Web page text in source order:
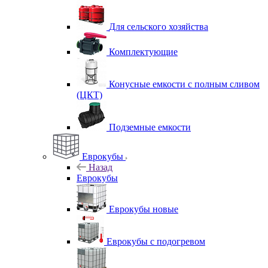
Для сельского хозяйства
Комплектующие
Конусные емкости с полным сливом
(ЦКТ)
Подземные емкости
Еврокубы
Назад
Еврокубы
Еврокубы новые
Еврокубы с подогревом